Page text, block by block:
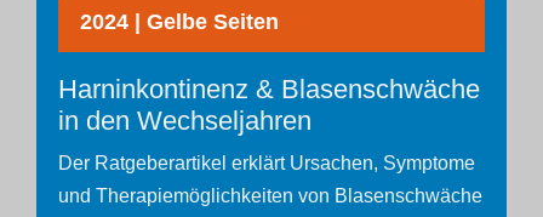
2024 | Gelbe Seiten
Harninkontinenz & Blasenschwäche
in den Wechseljahren
Der Ratgeberartikel erklärt Ursachen, Symptome
und Therapiemöglichkeiten von Blasenschwäche